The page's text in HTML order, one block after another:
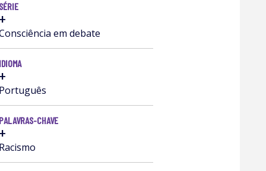
SÉRIE
+
em debate
IDIOMA
+
Português
PALAVRAS-CHAVE
+
Racismo